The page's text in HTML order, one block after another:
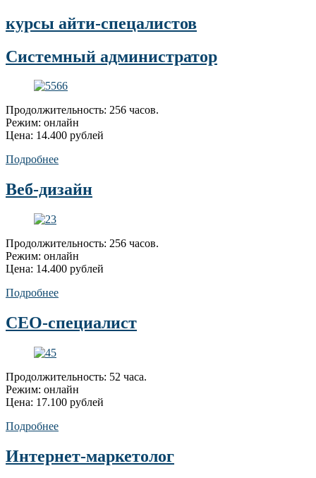
курсы айти-спецалистов
Системный администратор
Продолжительность: 256 часов.
Режим: онлайн
Цена: 14.400 рублей
Подробнее
Веб-дизайн
Продолжительность: 256 часов.
Режим: онлайн
Цена: 14.400 рублей
Подробнее
СЕО-специалист
Продолжительность: 52 часа.
Режим: онлайн
Цена: 17.100 рублей
Подробнее
Интернет-маркетолог